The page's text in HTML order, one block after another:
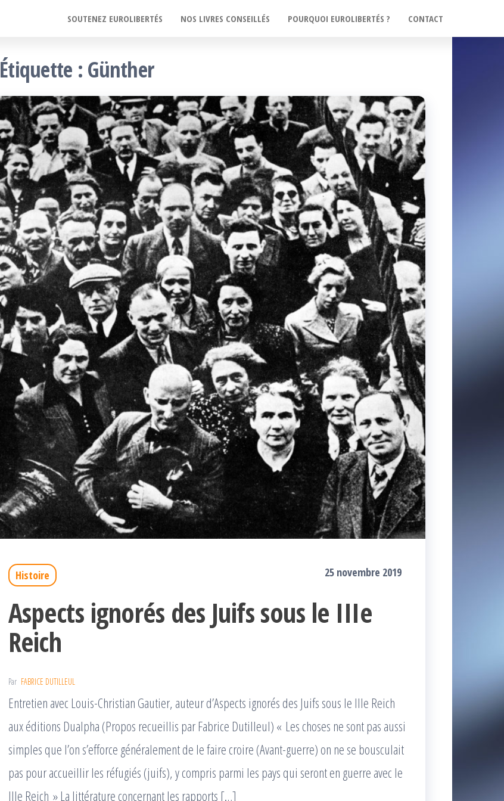
SOUTENEZ EUROLIBERTÉS NOS LIVRES CONSEILLÉS POURQUOI EUROLIBERTÉS ? CONTACT
Étiquette : Günther
Histoire 25 novembre 2019
Aspects ignorés des Juifs sous le IIIe
Reich
Par FABRICE DUTILLEUL
Entretien avec Louis-Christian Gautier, auteur d’Aspects ignorés des Juifs sous le IIIe Reich
aux éditions Dualpha (Propos recueillis par Fabrice Dutilleul) « Les choses ne sont pas aussi
simples que l’on s’efforce généralement de le faire croire (Avant-guerre) on ne se bousculait
pas pour accueillir les réfugiés (juifs), y compris parmi les pays qui seront en guerre avec le
IIIe Reich » La littérature concernant les rapports […]